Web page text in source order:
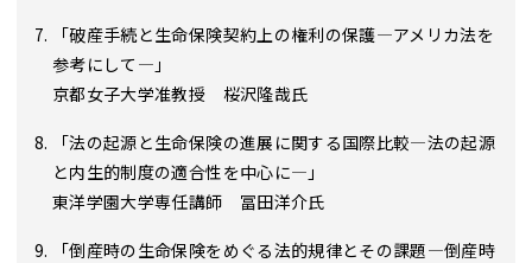
「破産手続と生命保険契約上の権利の保護―アメリカ法を
参考にして―」
京都女子大学准教授 桜沢隆哉氏
「法の起源と生命保険の進展に関する国際比較―法の起源
と内生的制度の適合性を中心に―」
東洋学園大学専任講師 冨田洋介氏
「倒産時の生命保険をめぐる法的規律とその課題―倒産時